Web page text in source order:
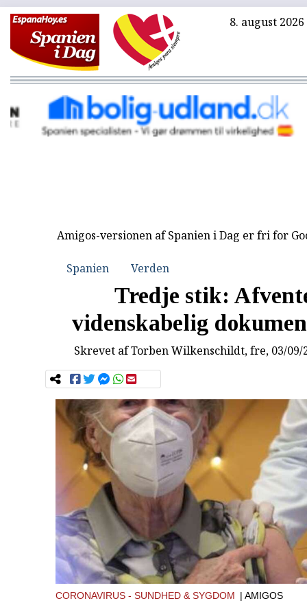
8. august 2026
Amigos-versionen af Spanien i Dag er fri for
Spanien Verden
Tredje stik:
videnskabelig
Skrevet afTorben Wilkenschildt, fre, 03/09/
CORONAVIRUS SUNDHED & SYGDOM | AMIGOS